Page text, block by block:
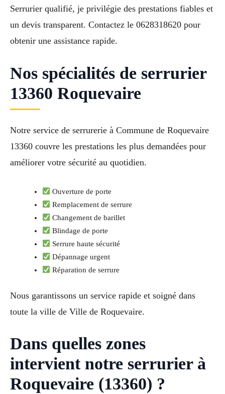
Serrurier qualifié, je privilégie des prestations fiables et
un devis transparent. Contactez le 0628318620 pour
obtenir une assistance rapide.
Nos spécialités de serrurier
13360 Roquevaire
Notre service de serrurerie à Commune de Roquevaire
13360 couvre les prestations les plus demandées pour
améliorer votre sécurité au quotidien.
Ouverture de porte
Remplacement de serrure
Changement de barillet
Blindage de porte
Serrure haute sécurité
Dépannage urgent
Réparation de serrure
Nous garantissons un service rapide et soigné dans
toute la ville de Ville de Roquevaire.
Dans quelles zones
intervient notre serrurier à
Roquevaire (13360) ?